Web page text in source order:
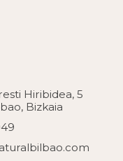
Hiribidea, 5
Bizkaia